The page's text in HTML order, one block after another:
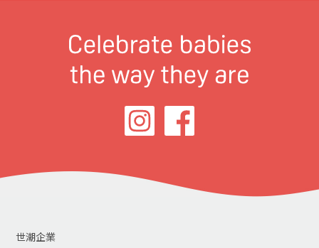
世潮企業